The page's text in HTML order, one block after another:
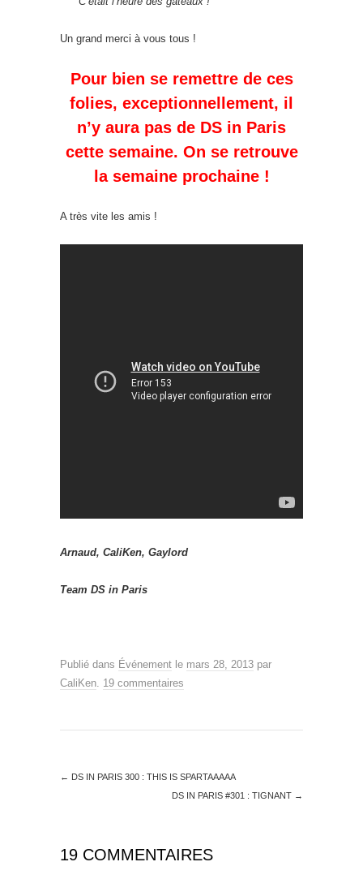
Un grand merci à vous tous !
Pour bien se remettre de ces
folies, exceptionnellement, il
n’y aura pas de DS in Paris
cette semaine. On se retrouve
la semaine prochaine !
A très vite les amis !
Arnaud, CaliKen, Gaylord
Team DS in Paris
Publié dans Événement le mars 28, 2013 par
CaliKen 19 commentaires
← DS IN PARIS 300 : THIS IS SPARTAAAAA
DS IN PARIS #301 : TIGNANT →
19 COMMENTAIRES